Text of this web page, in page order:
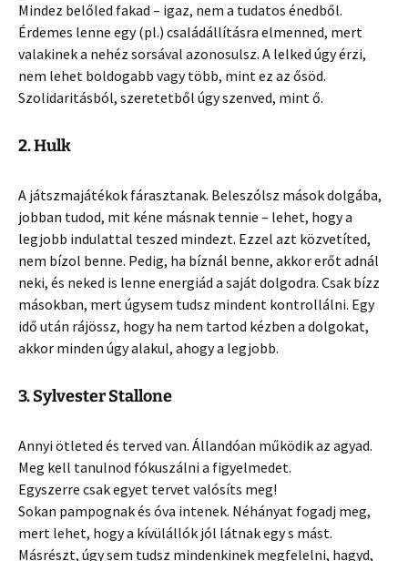
Mindez belőled fakad – igaz, nem a tudatos énedből.
Érdemes lenne egy (pl.) családállításra elmenned, mert
valakinek a nehéz sorsával azonosulsz. A lelked úgy érzi,
nem lehet boldogabb vagy több, mint ez az ősöd.
Szolidaritásból, szeretetből úgy szenved, mint ő.
2. Hulk
A játszmajátékok fárasztanak. Beleszólsz mások dolgába,
jobban tudod, mit kéne másnak tennie – lehet, hogy a
legjobb indulattal teszed mindezt. Ezzel azt közvetíted,
nem bízol benne. Pedig, ha bíznál benne, akkor erőt adnál
neki, és neked is lenne energiád a saját dolgodra. Csak bízz
másokban, mert úgysem tudsz mindent kontrollálni. Egy
idő után rájössz, hogy ha nem tartod kézben a dolgokat,
akkor minden úgy alakul, ahogy a legjobb.
3. Sylvester Stallone
Annyi ötleted és terved van. Állandóan működik az agyad.
Meg kell tanulnod fókuszálni a figyelmedet.
Egyszerre csak egyet tervet valósíts meg!
Sokan pampognak és óva intenek. Néhányat fogadj meg,
mert lehet, hogy a kívülállók jól látnak egy s mást.
Másrészt, úgy sem tudsz mindenkinek megfelelni, hagyd,